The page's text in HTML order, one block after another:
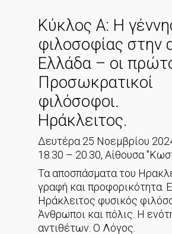
Κύκλος Α: Η
φιλοσοφίας στην
Ελλάδα – οι
Προσωκρατικοί
φιλόσοφοι.
Ηράκλειτος.
Δευτέρα 25 Νοεμβρίου
18.30 – 20.30, Αίθουσα
Τα αποσπάσματα του
γραφή και προφορικότητα.
Ηράκλειτος φυσικός
Άνθρωποι και πόλις. Η
αντιθέτων. Ο Λόγος.